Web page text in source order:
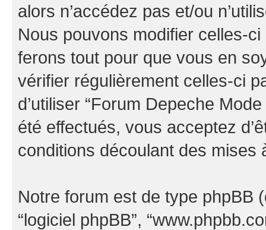
alors n’accédez pas et/ou
Nous pouvons modifier celles-
ferons tout pour que vous en
vérifier régulièrement celles-ci
d’utiliser “Forum Depeche
été effectués, vous acceptez
conditions découlant des mises
Notre forum est de type phpBB
“logiciel phpBB”,